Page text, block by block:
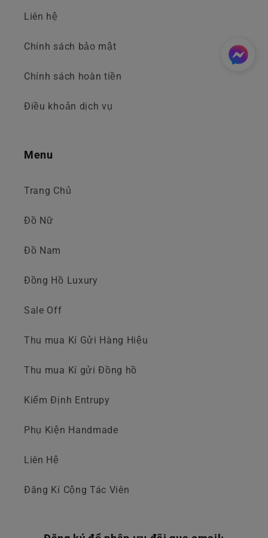
Liên hệ
Chính sách bảo mật
Chính sách hoàn tiền
Điều khoản dịch vụ
Menu
Trang Chủ
Đồ Nữ
Đồ Nam
Đồng Hồ Luxury
Sale Off
Thu mua Kí Gửi Hàng Hiệu
Thu mua Kí gửi Đồng hồ
Kiểm Định Entrupy
Phụ Kiện Handmade
Liên Hệ
Đăng Kí Cộng Tác Viên